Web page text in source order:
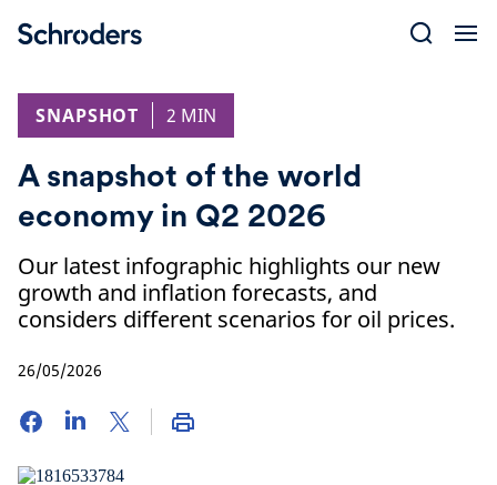
SNAPSHOT
2 MIN
A snapshot of the world
economy in Q2 2026
Our latest infographic highlights our new
growth and inflation forecasts, and
considers different scenarios for oil prices.
26/05/2026